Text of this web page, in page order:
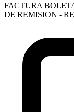
FACTURA
DE REMISION -